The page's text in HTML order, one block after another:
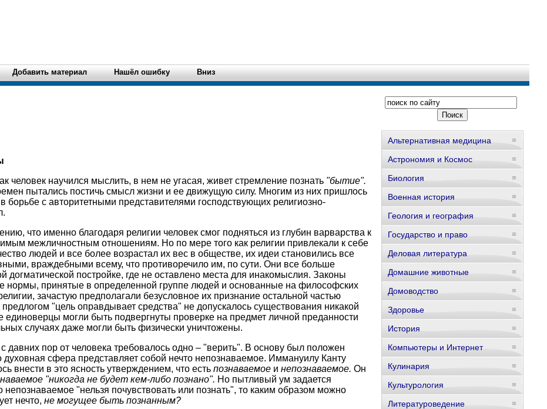
Добавить материал Нашёл ошибку Вниз
человек научился мыслить, в нем не угасая, живет стремление познать "бытие".
пытались постичь смысл жизни и ее движущую силу. Многим из них пришлось
борьбе с авторитетными представителями господствующих религиозно-
что именно благодаря религии человек смог подняться из глубин варварства к
межличностным отношениям. Но по мере того как религии привлекали к себе
людей и все более возрастал их вес в обществе, их идеи становились все
враждебными всему, что противоречило им, по сути. Они все больше
догматической постройке, где не оставлено места для инакомыслия. Законы
нормы, принятые в определенной группе людей и основанные на философских
зачастую предполагали безусловное их признание остальной частью
"цель оправдывает средства" не допускалось существования никакой
могли быть подвергнуты проверке на предмет личной преданности
случаях даже могли быть физически уничтожены.
с давних пор от человека требовалось одно – "верить". В основу был положен
духовная сфера представляет собой нечто непознаваемое. Иммануилу Канту
внести в это ясность утверждением, что есть познаваемоеи непознаваемое. Он
"никогда не будет кем-либо познано". Но пытливый ум задается
непознаваемое "нельзя почувствовать или познать", то каким образом можно
нечто, не могущее быть познанным?
Альтернативная медицина
Астрономия и Космос
Биология
Военная история
Геология и география
Государство и право
Деловая литература
Домашние животные
Домоводство
Здоровье
История
Компьютеры и Интернет
Кулинария
Культурология
Литературоведение